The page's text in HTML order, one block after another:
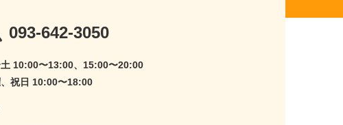
093-642-3050
土 10:00〜13:00、15:00〜20:00
、祝日 10:00〜18:00